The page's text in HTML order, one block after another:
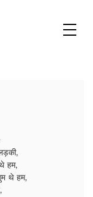
हम,
थे हम,